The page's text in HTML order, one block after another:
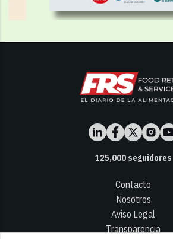
125,000seguidores
Contacto
Nosotros
Aviso Legal
Transparencia